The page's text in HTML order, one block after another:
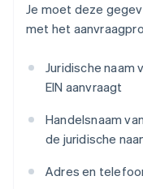
Je moet deze
met het
Juridische naam
EIN aanvraagt
Handelsnaam
de juridische
Adres en